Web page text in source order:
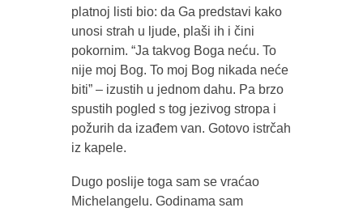
platnoj listi bio: da Ga predstavi kako
unosi strah u ljude, plaši ih i čini
pokornim. “Ja takvog Boga neću. To
nije moj Bog. To moj Bog nikada neće
biti” – izustih u jednom dahu. Pa brzo
spustih pogled s tog jezivog stropa i
požurih da izađem van. Gotovo istrčah
iz kapele.
Dugo poslije toga sam se vraćao
Michelangelu. Godinama sam